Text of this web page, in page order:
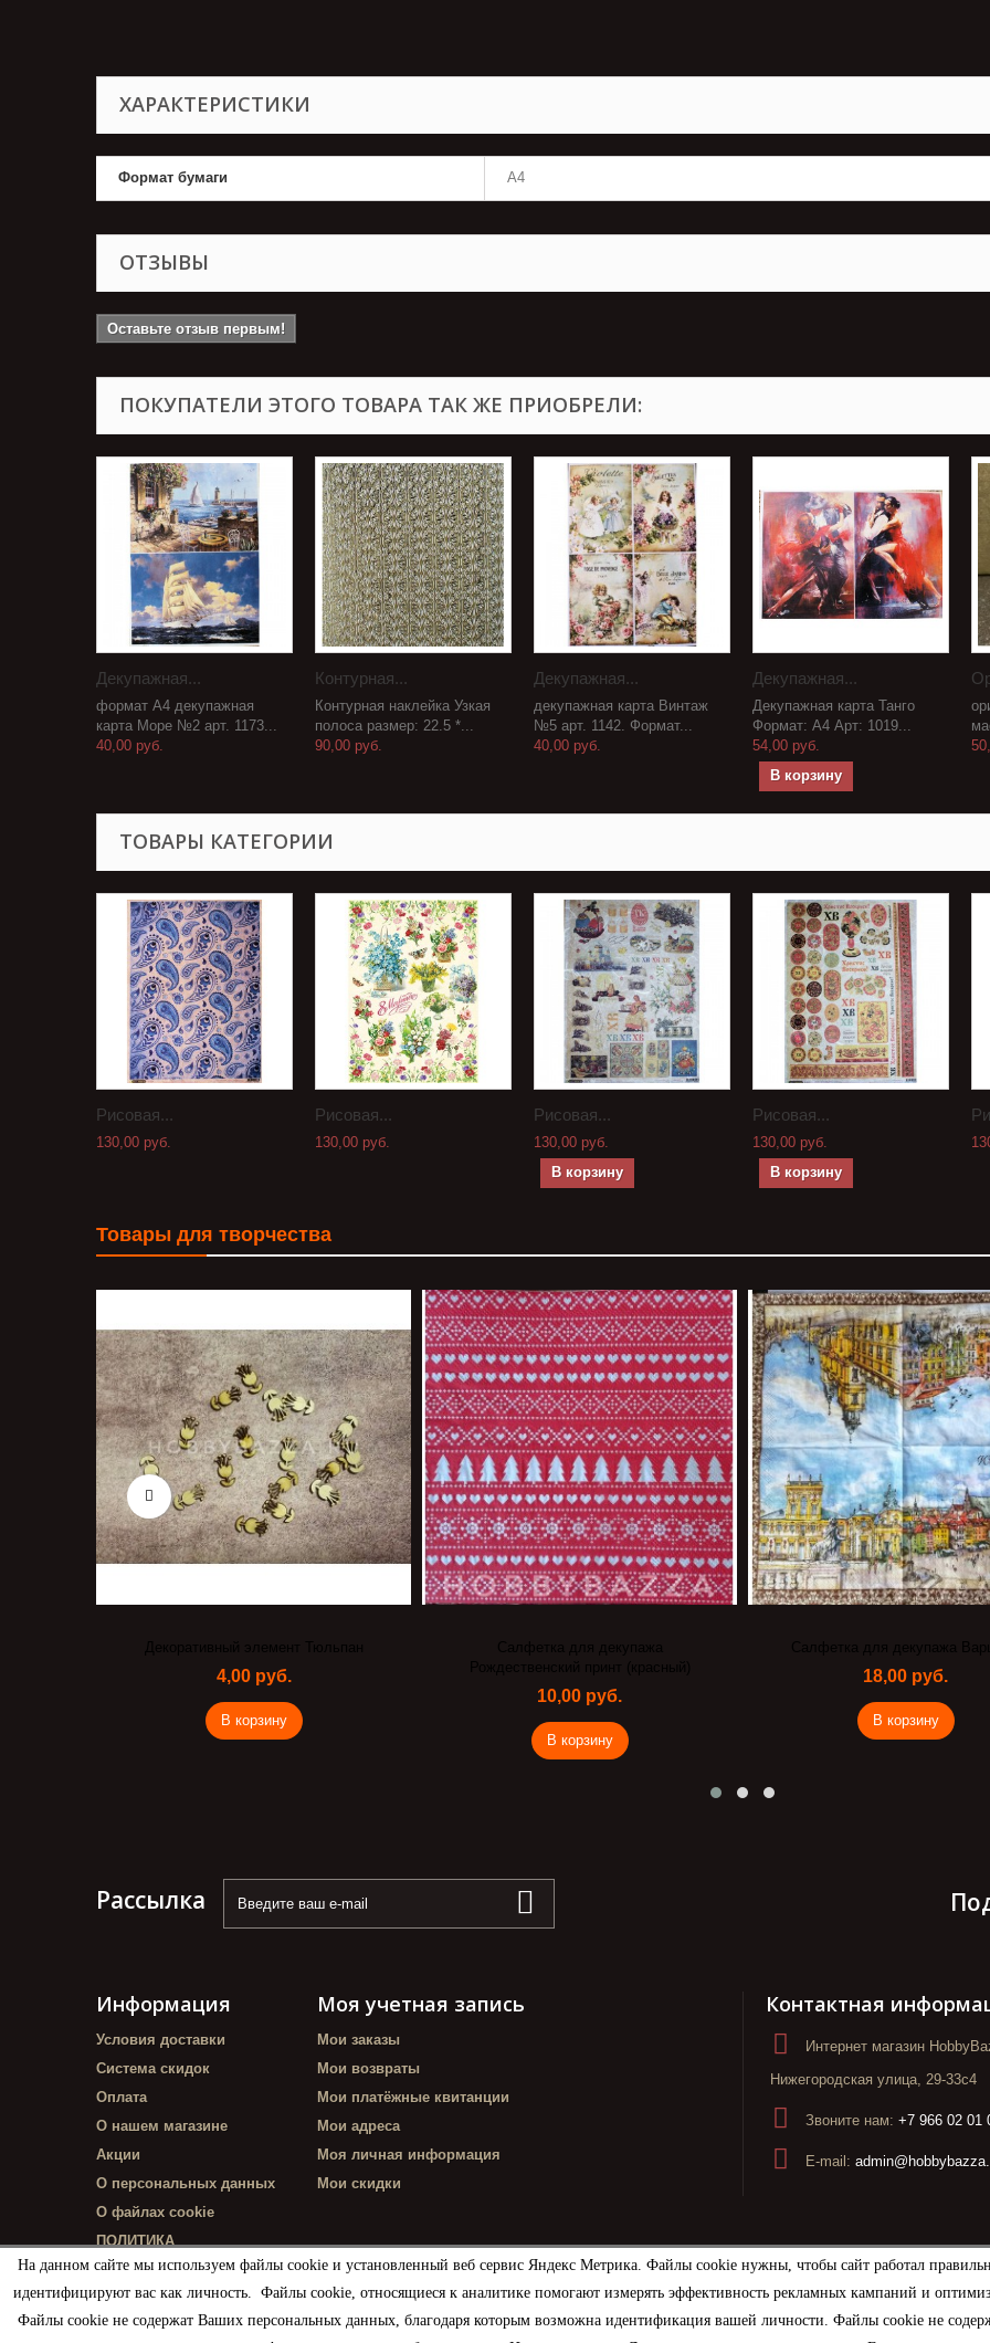
На данном сайте мы используем файлы cookie и установленный веб сервис Яндекс Метрика. Файлы cookie нужны, чтобы сайт работал
идентифицируют вас как личность. Файлы cookie, относящиеся к аналитике помогают измерять эффективность рекламных кампаний и
Файлы cookie не содержат Ваших персональных данных, благодаря которым возможна идентификация вашей личности. Файлы cookie не
ХАРАКТЕРИСТИКИ
Формат бумаги А4
ОТЗЫВЫ
Оставьте отзыв первым!
ПОКУПАТЕЛИ ЭТОГО ТОВАРА ТАК ЖЕ ПРИОБРЕЛИ:
Декупажная...
формат А4 декупажная
карта Море №2 арт. 1173...
40,00 руб.
Контурная...
Контурная наклейка Узкая
полоса размер: 22.5 *...
90,00 руб.
Декупажная...
декупажная карта Винтаж
№5 арт. 1142. Формат...
40,00 руб.
Декупажная...
Декупажная карта Танго
Формат: А4 Арт: 1019...
54,00 руб.
В корзину
ТОВАРЫ КАТЕГОРИИ
Рисовая...
130,00 руб.
Рисовая...
130,00 руб.
Рисовая...
130,00 руб.
В корзину
Рисовая...
130,00 руб.
В корзину
Товары для творчества
Декоративный элемент Тюльпан
4,00 руб.
В корзину
Салфетка для декупажа
Рождественский принт (красный)
10,00 руб.
В корзину
Салфетка для декупажа
18,00 руб.
В корзину
Рассылка
Информация
Условия доставки
Система скидок
Оплата
О нашем магазине
Акции
О персональных данных
О файлах cookie
ПОЛИТИКА
КОНФИДЕНЦИАЛЬНОСТИ
Моя учетная запись
Мои заказы
Мои возвраты
Мои платёжные квитанции
Мои адреса
Моя личная информация
Мои скидки
Контактная
Интернет магазин
Нижегородская улица, 29-33с4
Звоните нам: +7 966 02 01
E-mail: